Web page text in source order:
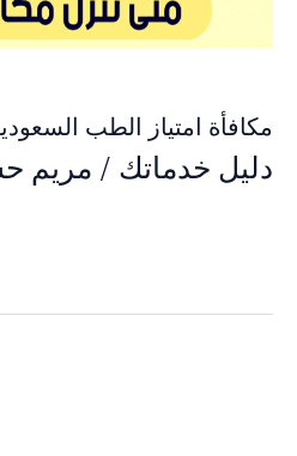
مكافأة امتياز الطب
دليل خدماتك / مريم